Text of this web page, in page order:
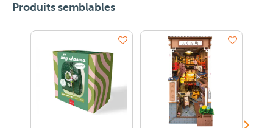
Produits semblables